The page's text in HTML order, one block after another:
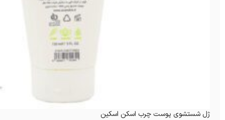
ژل شستشوی پوست چرب اسکن اسکین